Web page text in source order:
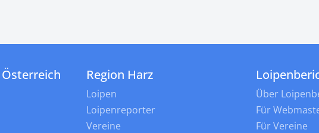
Region Harz
Loipen
Loipenreporter
Vereine
Über
Für
Für Vereine